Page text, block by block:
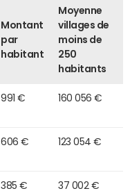
Montant
par
habitant
Moyenne
villages de
moins de
250
habitants
991 € 160 056 €
606 € 123 054 €
385 € 37 002 €